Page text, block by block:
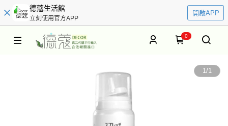
德蔻生活館
立刻使用官方APP
開啟APP
0
1/1